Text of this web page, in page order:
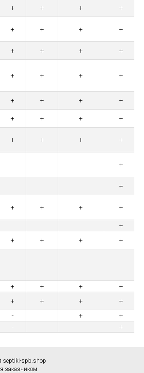
+ + +
+
+ + + +
+ + +
+
+ + + +
+ + +
+
+ + +
+
+ + + +
+
+
+ + + +
+
+ + +
+
+ + +
+
+ + +
+
- +
+
- +
septiki-spb.shop
заказчиком